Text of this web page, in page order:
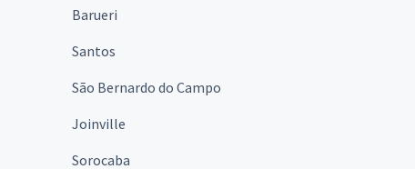
Barueri
Santos
São Bernardo do Campo
Joinville
Sorocaba